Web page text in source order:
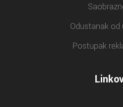
Odustanak od
Postupak